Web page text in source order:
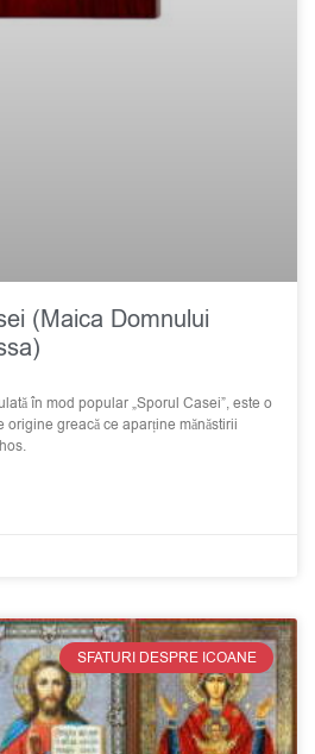
(Maica Domnului
în mod popular „Sporul Casei”, este o
origine greacă ce aparține mănăstirii
SFATURI DESPRE ICOANE